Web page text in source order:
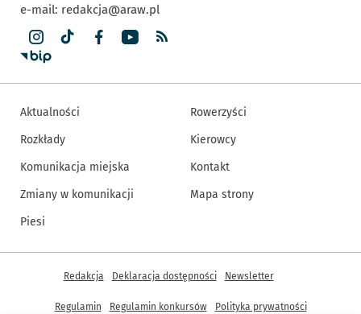
e-mail: redakcja@araw.pl
Aktualności
Rozkłady
Komunikacja miejska
Zmiany w komunikacji
Piesi
Rowerzyści
Kierowcy
Kontakt
Mapa strony
Inne informacje
Redakcja Deklaracja dostępności Newsletter
Regulamin Regulamin konkursów Polityka prywatności